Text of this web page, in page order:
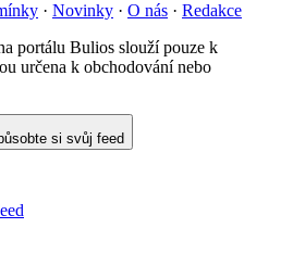
· Novinky · O nás · Redakce
portálu Bulios slouží pouze k
určena k obchodování nebo
si svůj feed